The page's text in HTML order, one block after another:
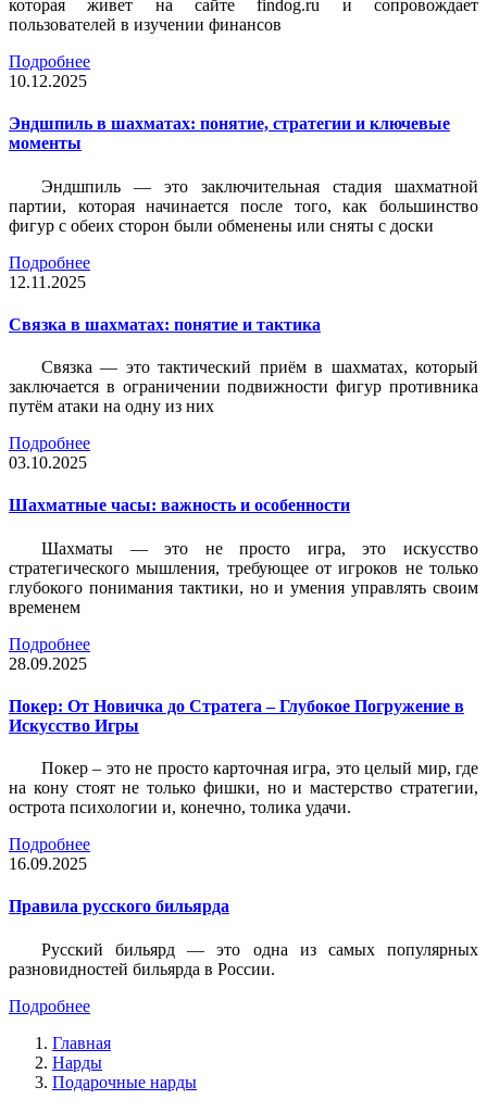
которая живет на сайте findog.ru и сопровождает
пользователей в изучении финансов
Подробнее
10.12.2025
Эндшпиль в шахматах: понятие, стратегии и ключевые
моменты
Эндшпиль — это заключительная стадия шахматной
партии, которая начинается после того, как большинство
фигур с обеих сторон были обменены или сняты с доски
Подробнее
12.11.2025
Связка в шахматах: понятие и тактика
Связка — это тактический приём в шахматах, который
заключается в ограничении подвижности фигур противника
путём атаки на одну из них
Подробнее
03.10.2025
Шахматные часы: важность и особенности
Шахматы — это не просто игра, это искусство
стратегического мышления, требующее от игроков не только
глубокого понимания тактики, но и умения управлять своим
временем
Подробнее
28.09.2025
Покер: От Новичка до Стратега – Глубокое Погружение в
Искусство Игры
Покер – это не просто карточная игра, это целый мир, где
на кону стоят не только фишки, но и мастерство стратегии,
острота психологии и, конечно, толика удачи.
Подробнее
16.09.2025
Правила русского бильярда
Русский бильярд — это одна из самых популярных
разновидностей бильярда в России.
Подробнее
Главная
Нарды
Подарочные нарды